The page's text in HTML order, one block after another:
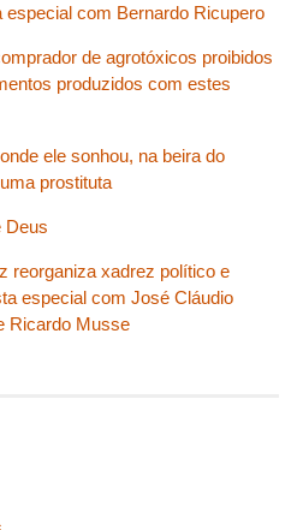
com Bernardo Ricupero
de agrotóxicos proibidos
produzidos com estes
ele sonhou, na beira do
prostituta
Deus
reorganiza xadrez político e
especial com José Cláudio
Ricardo Musse